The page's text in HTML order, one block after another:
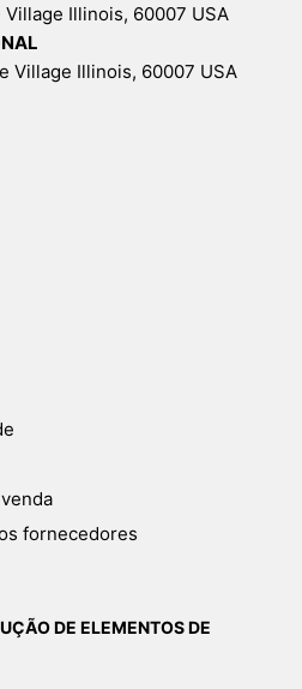
Village Illinois, 60007 USA
Village Illinois, 60007 USA
fornecedores
DE ELEMENTOS DE